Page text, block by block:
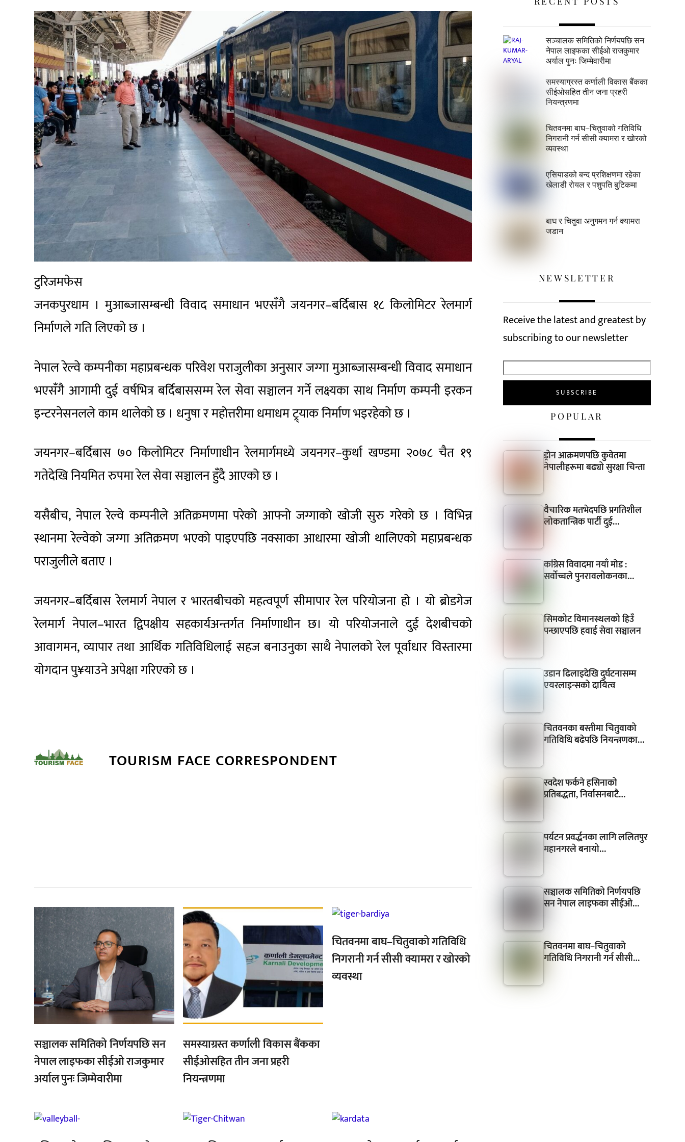
टुरिजमफेस
जनकपुरधाम । मुआब्जासम्बन्धी विवाद समाधान भएसँगै जयनगर–बर्दिबास १८ किलोमिटर रेलमार्ग
निर्माणले गति लिएको छ ।
नेपाल रेल्वे कम्पनीका महाप्रबन्धक परिवेश पराजुलीका अनुसार जग्गा मुआब्जासम्बन्धी विवाद समाधान
भएसँगै आगामी दुई वर्षभित्र बर्दिबाससम्म रेल सेवा सञ्चालन गर्ने लक्ष्यका साथ निर्माण कम्पनी इरकन
इन्टरनेसनलले काम थालेको छ । धनुषा र महोत्तरीमा धमाधम ट्र्याक निर्माण भइरहेको छ ।
जयनगर–बर्दिबास ७० किलोमिटर निर्माणाधीन रेलमार्गमध्ये जयनगर–कुर्था खण्डमा २०७८ चैत १९
गतेदेखि नियमित रुपमा रेल सेवा सञ्चालन हुँदै आएको छ ।
यसैबीच, नेपाल रेल्वे कम्पनीले अतिक्रमणमा परेको आफ्नो जग्गाको खोजी सुरु गरेको छ । विभिन्न
स्थानमा रेल्वेको जग्गा अतिक्रमण भएको पाइएपछि नक्साका आधारमा खोजी थालिएको महाप्रबन्धक
पराजुलीले बताए ।
जयनगर–बर्दिबास रेलमार्ग नेपाल र भारतबीचको महत्वपूर्ण सीमापार रेल परियोजना हो । यो ब्रोडगेज
रेलमार्ग नेपाल–भारत द्विपक्षीय सहकार्यअन्तर्गत निर्माणाधीन छ। यो परियोजनाले दुई देशबीचको
आवागमन, व्यापार तथा आर्थिक गतिविधिलाई सहज बनाउनुका साथै नेपालको रेल पूर्वाधार विस्तारमा
योगदान पु¥याउने अपेक्षा गरिएको छ ।
TOURISM FACE CORRESPONDENT
सञ्चालक समितिको निर्णयपछि सन
नेपाल लाइफका सीईओ राजकुमार
अर्याल पुनः जिम्मेवारीमा
,
समस्याग्रस्त कर्णाली विकास बैंकका
सीईओसहित तीन जना प्रहरी
नियन्त्रणमा
,
चितवनमा बाघ–चितुवाको गतिविधि
निगरानी गर्न सीसी क्यामरा र खोरको
व्यवस्था
, ,
सञ्चालक समितिको निर्णयपछि सन
नेपाल लाइफका सीईओ राजकुमार
अर्याल पुनः जिम्मेवारीमा
समस्याग्रस्त कर्णाली विकास बैंकका
सीईओसहित तीन जना प्रहरी
नियन्त्रणमा
चितवनमा बाघ–चितुवाको गतिविधि
निगरानी गर्न सीसी क्यामरा र खोरको
व्यवस्था
एसियाडको बन्द प्रशिक्षणमा रहेका
खेलाडी रोयल र पशुपति बुटिकमा
बाघ र चितुवा अनुगमन गर्न क्यामरा
जडान
NEWSLETTER
Receive the latest and greatest by
subscribing to our newsletter
POPULAR
ड्रोन आक्रमणपछि कुवेतमा
नेपालीहरूमा बढ्यो सुरक्षा चिन्ता
वैचारिक मतभेदपछि प्रगतिशील
लोकतान्त्रिक पार्टी दुई…
कांग्रेस विवादमा नयाँ मोड :
सर्वोच्चले पुनरावलोकनका…
सिमकोट विमानस्थलको हिउँ
पन्छाएपछि हवाई सेवा सञ्चालन
उडान ढिलाइदेखि दुर्घटनासम्म
एयरलाइन्सको दायित्व
चितवनका बस्तीमा चितुवाको
गतिविधि बढेपछि नियन्त्रणका…
स्वदेश फर्कने हसिनाको
प्रतिबद्धता, निर्वासनबाटै…
पर्यटन प्रवर्द्धनका लागि ललितपुर
महानगरले बनायो…
सञ्चालक समितिको निर्णयपछि
सन नेपाल लाइफका सीईओ…
चितवनमा बाघ–चितुवाको
गतिविधि निगरानी गर्न सीसी…